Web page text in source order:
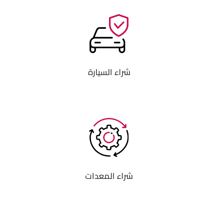
شراء السيارة
شراء المعدات